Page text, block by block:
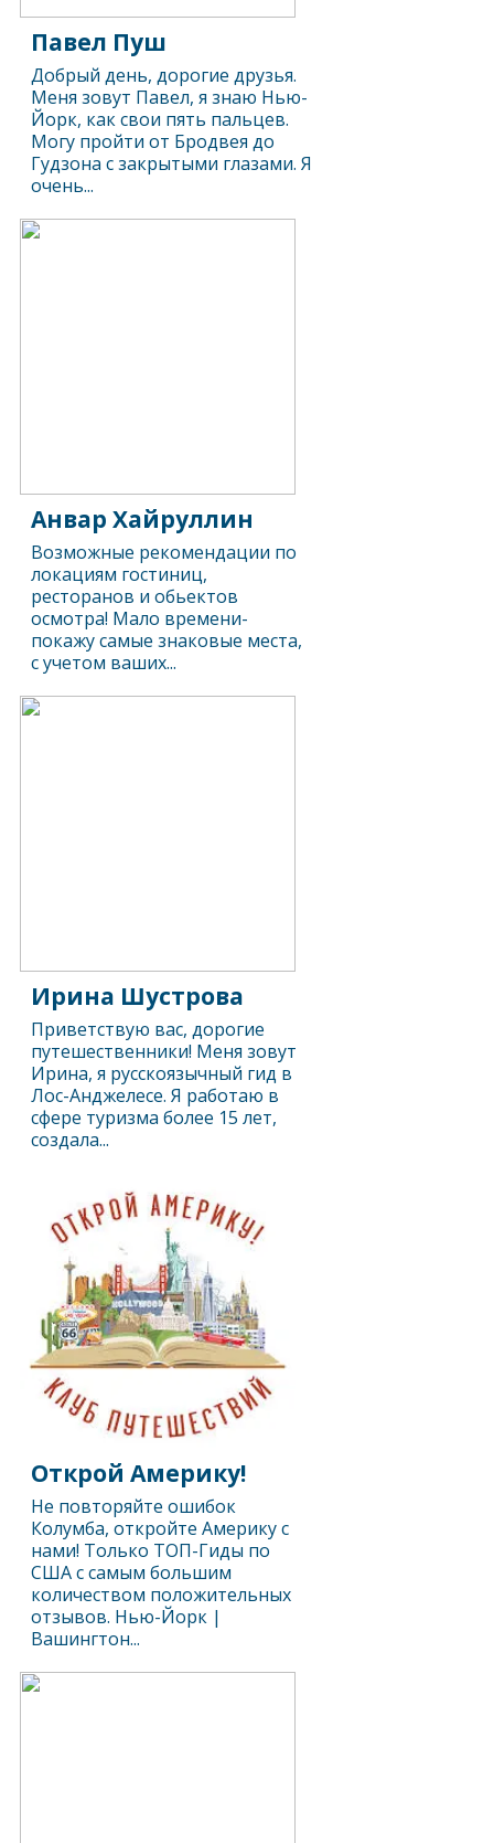
Павел Пуш
Добрый день, дорогие друзья.
Меня зовут Павел, я знаю Нью-
Йорк, как свои пять пальцев.
Могу пройти от Бродвея до
Гудзона с закрытыми глазами. Я
очень...
Анвар Хайруллин
Возможные рекомендации по
локациям гостиниц,
ресторанов и обьектов
осмотра! Мало времени-
покажу самые знаковые места,
с учетом ваших...
Ирина Шустрова
Приветствую вас, дорогие
путешественники! Меня зовут
Ирина, я русскоязычный гид в
Лос-Анджелесе. Я работаю в
сфере туризма более 15 лет,
создала...
Открой Америку!
Не повторяйте ошибок
Колумба, откройте Америку с
нами! Только ТОП-Гиды по
США с самым большим
количеством положительных
отзывов. Нью-Йорк |
Вашингтон...